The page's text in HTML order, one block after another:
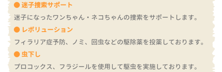
迷子捜索サポート
迷子になったワンちゃん・ネコちゃんの捜索をサポートします。
レボリューション
フィラリア症予防、ノミ、回虫などの駆除薬を投薬しております。
虫下し
プロコックス、フラジールを使用して駆虫を実施しております。